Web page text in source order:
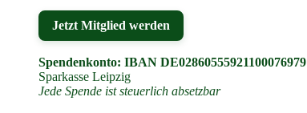
Jetzt Mitglied werden
Spendenkonto: IBAN DE02860555921100076979
Sparkasse Leipzig
Jede Spende ist steuerlich absetzbar